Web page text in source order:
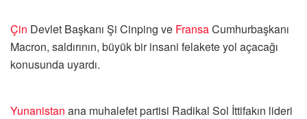
Çin Devlet Başkanı Şi Cinping ve FransaCumhurbaşkanı
Macron, saldırının, büyük bir insani felakete yol açacağı
konusunda uyardı.
Yunanistan ana muhalefet partisi Radikal Sol İttifakın lideri